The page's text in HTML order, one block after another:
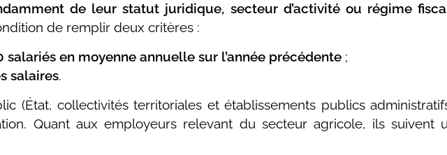
de leur statut juridique, secteur d’activité ou régime
de remplir deux critères :
salariés en moyenne annuelle sur l’année précédente ;
salaires.
(État, collectivités territoriales et établissements publics
Quant aux employeurs relevant du secteur agricole, ils suivent